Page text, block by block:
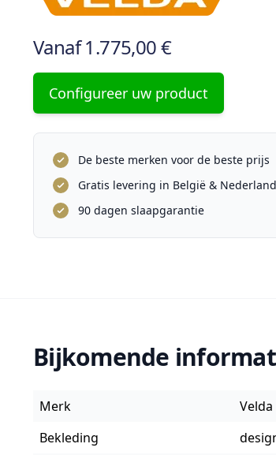
Vanaf1.775,00 €
Configureer uw product
De beste merken voor de beste prijs
Gratis levering in België & Nederland
90 dagen slaapgarantie
Bijkomende
Merk
Velda
Bekleding